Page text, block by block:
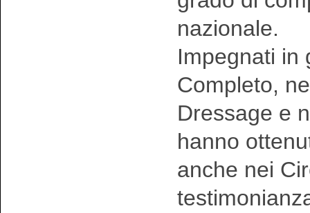
nazionale.
Impegnati in
Completo,
Dressage e
hanno
anche nei